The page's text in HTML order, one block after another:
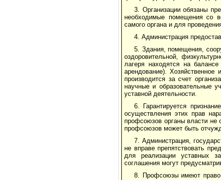
3. Организации обязаны
необходимые помещения со
самого органа и для
4. Администрация
5. Здания, помещения,
оздоровительной,
лагеря находятся на
арендование).
производится за счет
научные и образовательные
уставной деятельности.
6. Гарантируется
осуществления этих прав
профсоюзов органы власти не
профсо­юзов может быть
7. Администрация,
не вправе препятствовать
для реализации уставных
соглашения могут
8. Профсоюзы имеют право